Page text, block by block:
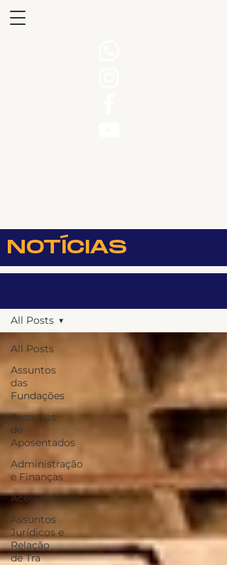
NOTÍCIAS
All Posts
Assuntos
das
Fundações
Assuntos
de
Aposentados
Administração
e Finanças
Acessibilidade
Assuntos
Jurídicos e
Relação
de Tra
All Posts